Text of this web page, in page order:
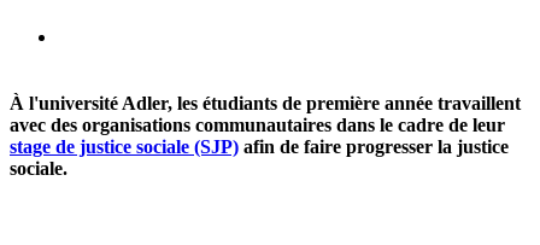
À l'université Adler, les étudiants de première année travaillent
avec des organisations communautaires dans le cadre de leur
stage de justice sociale (SJP) afin de faire progresser la justice
sociale.